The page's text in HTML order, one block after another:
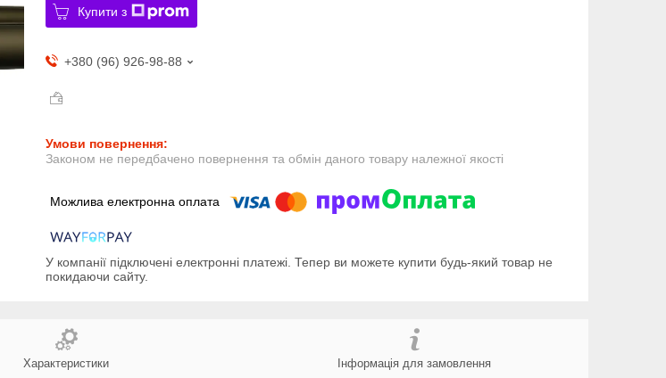
Купити з
+380 (96) 926-98-88
Законом не передбачено повернення та обмін даного товару належної якості
У компанії підключені електронні платежі. Тепер ви можете купити будь-який товар не
покидаючи сайту.
Характеристики Інформація для замовлення